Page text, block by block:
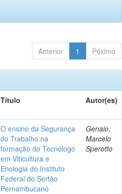
Anterior 1 Póximo
Título Autor(es)
O ensino da Segurança
do Trabalho na
formação do Tecnólogo
em Viticultura e
Enologia do Instituto
Federal do Sertão
Pernambucano
Genaio,
Marcelo
Sperotto